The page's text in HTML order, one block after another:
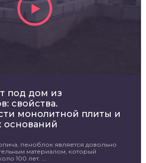
под дом из
свойства.
монолитной плиты и
оснований
пеноблок является довольно
материалом, который
100 лет. ...